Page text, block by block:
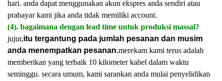
hari. anda dapat menggunakan akun ekspres anda sendiri atau
prabayar kami jika anda tidak memiliki account.
(4). bagaimana dengan lead time untuk produksi massal?
jujur,itu tergantung pada jumlah pesanan dan musim
anda menempatkan pesanan.merekam kami terus adalah
memberikan yang terbaik 10 kilometer kabel dalam waktu
seminggu. secara umum, kami sarankan anda mulai penyelidikan